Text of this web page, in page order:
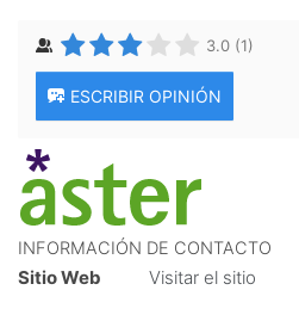
3.0 (1)
ESCRIBIR OPINIÓN
INFORMACIÓN DE CONTACTO
Sitio Web Visitar el sitio